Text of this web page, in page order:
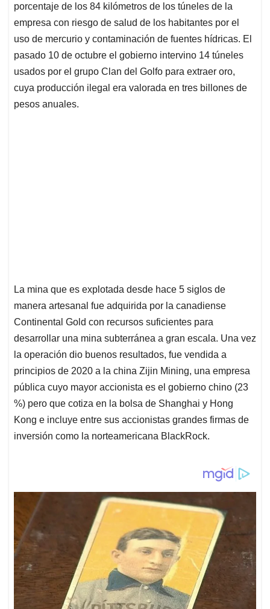
porcentaje de los 84 kilómetros de los túneles de la
empresa con riesgo de salud de los habitantes por el
uso de mercurio y contaminación de fuentes hídricas. El
pasado 10 de octubre el gobierno intervino 14 túneles
usados por el grupo Clan del Golfo para extraer oro,
cuya producción ilegal era valorada en tres billones de
pesos anuales.
La mina que es explotada desde hace 5 siglos de
manera artesanal fue adquirida por la canadiense
Continental Gold con recursos suficientes para
desarrollar una mina subterránea a gran escala. Una vez
la operación dio buenos resultados, fue vendida a
principios de 2020 a la china Zijin Mining, una empresa
pública cuyo mayor accionista es el gobierno chino (23
%) pero que cotiza en la bolsa de Shanghai y Hong
Kong e incluye entre sus accionistas grandes firmas de
inversión como la norteamericana BlackRock.